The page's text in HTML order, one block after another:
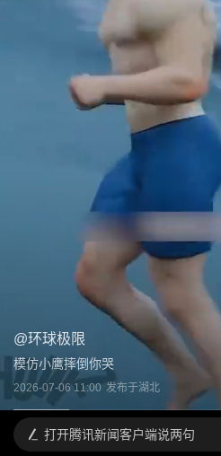
@环球极限
模仿小鹰摔倒你哭
2026-07-06 11:00 发布于湖北
打开腾讯新闻客户端说两句